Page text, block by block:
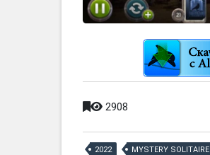
2908
2022 MYSTERY SOLITAIRE